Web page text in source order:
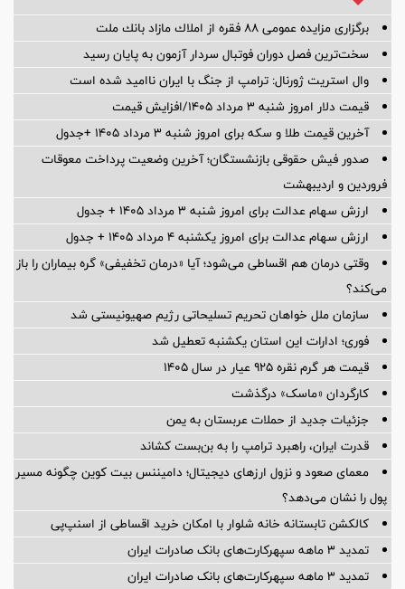
برگزاری مزایده عمومی 88 فقره از املاك مازاد بانك ملت
سخت‌ترین فصل دوران فوتبال سردار آزمون به پایان رسید
وال استریت ژورنال: ترامپ از جنگ با ایران ناامید شده است
قیمت دلار امروز شنبه ۳ مرداد ۱۴۰۵/افزایش قیمت
آخرین قیمت طلا و سکه برای امروز شنبه ۳ مرداد ۱۴۰۵ +جدول
صدور فیش حقوقی بازنشستگان؛ آخرین وضعیت پرداخت معوقات
فروردین و اردیبهشت
ارزش سهام عدالت برای امروز شنبه ۳ مرداد ۱۴۰۵ + جدول
ارزش سهام عدالت برای امروز یکشنبه ۴ مرداد ۱۴۰۵ + جدول
وقتی درمان هم اقساطی می‌شود؛ آیا «درمان تخفیفی» گره بیماران را باز
می‌کند؟
سازمان ملل خواهان تحریم تسلیحاتی رژیم صهیونیستی شد
فوری؛ ادارات این استان یکشنبه تعطیل شد
قیمت هر گرم نقره ۹۲۵ عیار در سال ۱۴۰۵
کارگردان «ماسک» درگذشت
جزئیات جدید از حملات عربستان به یمن
قدرت ایران، راهبرد ترامپ را به بن‌بست کشاند
معمای صعود و نزول ارزهای دیجیتال؛ دامیننس بیت کوین چگونه مسیر
پول را نشان می‌دهد؟
کالکشن تابستانه خانه شلوار با امکان خرید اقساطی از اسنپ‌پی
تمدید 3 ماهه سپهرکارت‌های بانک صادرات ایران
تمدید 3 ماهه سپهرکارت‌های بانک صادرات ایران